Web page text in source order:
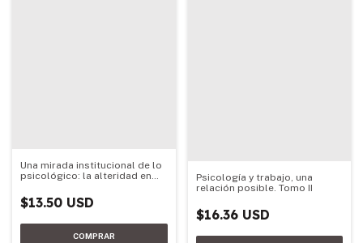
Una mirada institucional de lo
psicológico: la alteridad en
$13.50 USD
Psicología y trabajo, una
relación posible. Tomo II
$16.36 USD